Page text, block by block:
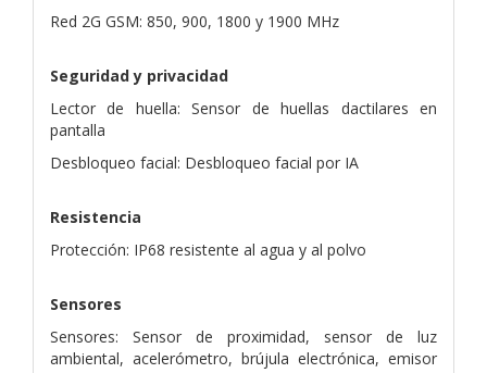
Red 2G GSM: 850, 900, 1800 y 1900 MHz
Seguridad y privacidad
Lector de huella: Sensor de huellas dactilares en
pantalla
Desbloqueo facial: Desbloqueo facial por IA
Resistencia
Protección: IP68 resistente al agua y al polvo
Sensores
Sensores: Sensor de proximidad, sensor de luz
ambiental, acelerómetro, brújula electrónica, emisor